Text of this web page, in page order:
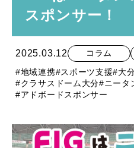
スポンサー！
2025.03.12 コラム
#地域連携#スポーツ支援#大
#クラサスドーム大分#ニータ
#アドボードスポンサー